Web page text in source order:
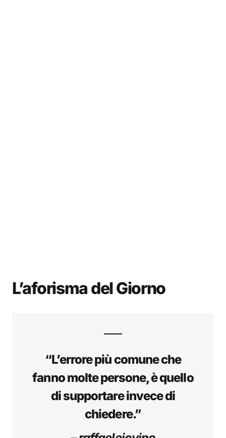
L’aforisma del Giorno
“L’errore più comune che
fanno molte persone, è quello
di supportare invece di
chiedere.”